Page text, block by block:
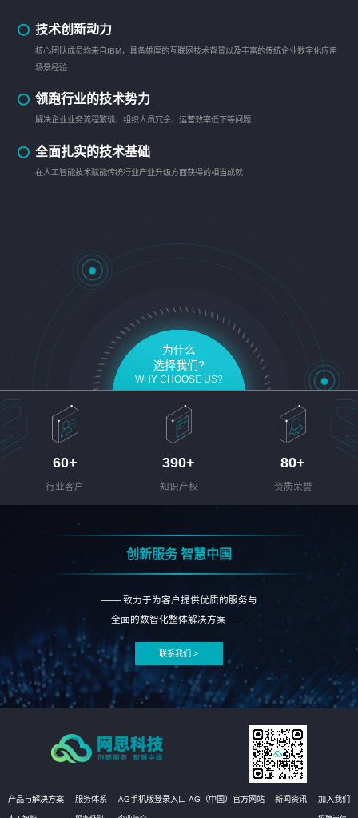
技术创新动力
核心团队成员均来自IBM，具备雄厚的互联网技术背景以及丰富的传统企业数字化应用
场景经验
领跑行业的技术势力
解决企业业务流程繁琐、组织人员冗余、运营效率低下等问题
全面扎实的技术基础
在人工智能技术赋能传统行业产业升级方面获得的相当成就
为什么
选择我们?
WHY CHOOSE US?
60+
行业客户
390+
知识产权
80+
资质荣誉
创新服务 智慧中国
—— 致力于为客户提供优质的服务与
全面的数智化整体解决方案 ——
联系我们 >
产品与解决方案 服务体系 AG手机版登录入口-AG（中国）官方网站 新闻资讯 加入我们